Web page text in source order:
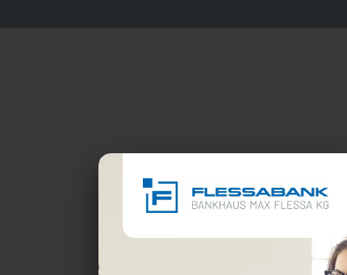
17.02.2025